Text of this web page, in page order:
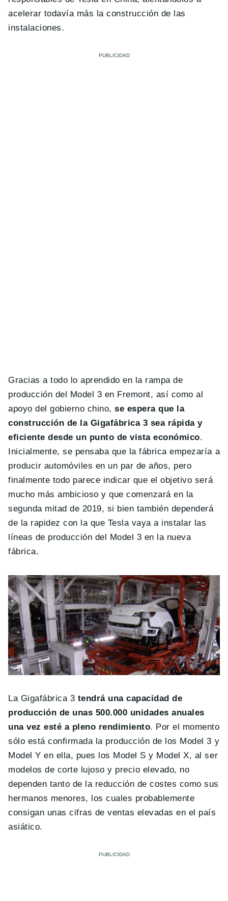
acelerar todavía más la construcción de las
instalaciones.
Gracias a todo lo aprendido en la rampa de
producción del Model 3 en Fremont, así como al
apoyo del gobierno chino,se espera que la
construcción de la Gigafábrica 3 sea rápida y
eficiente desde un punto de vista económico.
Inicialmente, se pensaba que la fábrica empezaría a
producir automóviles en un par de años, pero
finalmente todo parece indicar que el objetivo será
mucho más ambicioso y que comenzará en la
segunda mitad de 2019, si bien también dependerá
de la rapidez con la que Tesla vaya a instalar las
líneas de producción del Model 3 en la nueva
fábrica.
La Gigafábrica 3 tendrá una capacidad de
producción de unas 500.000 unidades anuales
una vez esté a pleno rendimiento. Por el momento
sólo está confirmada la producción de los Model 3 y
Model Y en ella, pues los Model S y Model X, al ser
modelos de corte lujoso y precio elevado, no
dependen tanto de la reducción de costes como sus
hermanos menores, los cuales probablemente
consigan unas cifras de ventas elevadas en el país
asiático.